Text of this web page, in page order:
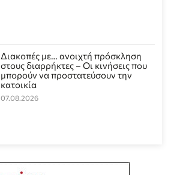
Διακοπές με… ανοιχτή πρόσκληση
στους διαρρήκτες – Οι κινήσεις που
μπορούν να προστατεύσουν την
κατοικία
07.08.2026